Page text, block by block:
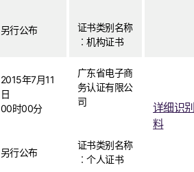
证书类别名称
︰机构证书
另行公布
2015年7月11
日
00时00分
广东省电子商
务认证有限公
司
证书类别名称
︰个人证书
详细识
料
另行公布